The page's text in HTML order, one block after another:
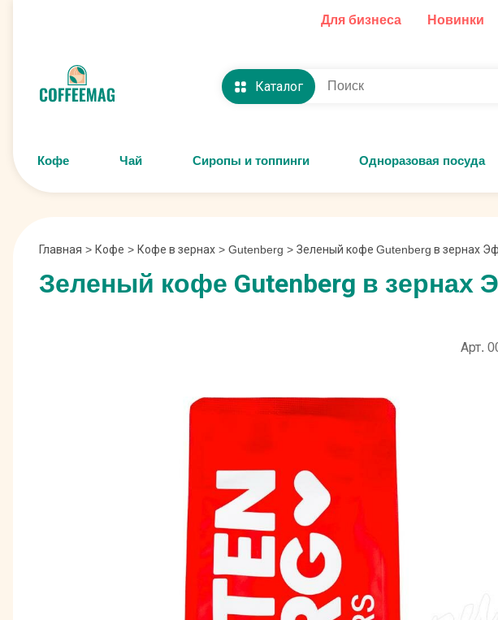
Для бизнеса Новинки
Каталог
Кофе Чай Сиропы и топпинги Одноразовая посуда
Главная > Кофе > Кофе в зернах > Gutenberg > Зеленый кофе Gutenberg в зернах
Зеленый кофе Gutenberg в зернах
Арт.